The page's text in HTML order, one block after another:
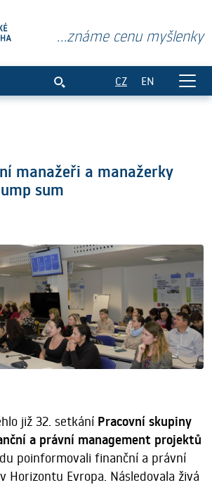
...známe cenu myšlenky
CZ EN
manažeři a manažerky
sum
již 32. setkání Pracovní skupiny
a právní management projektů
poinformovali finanční a právní
Horizontu Evropa. Následovala živá